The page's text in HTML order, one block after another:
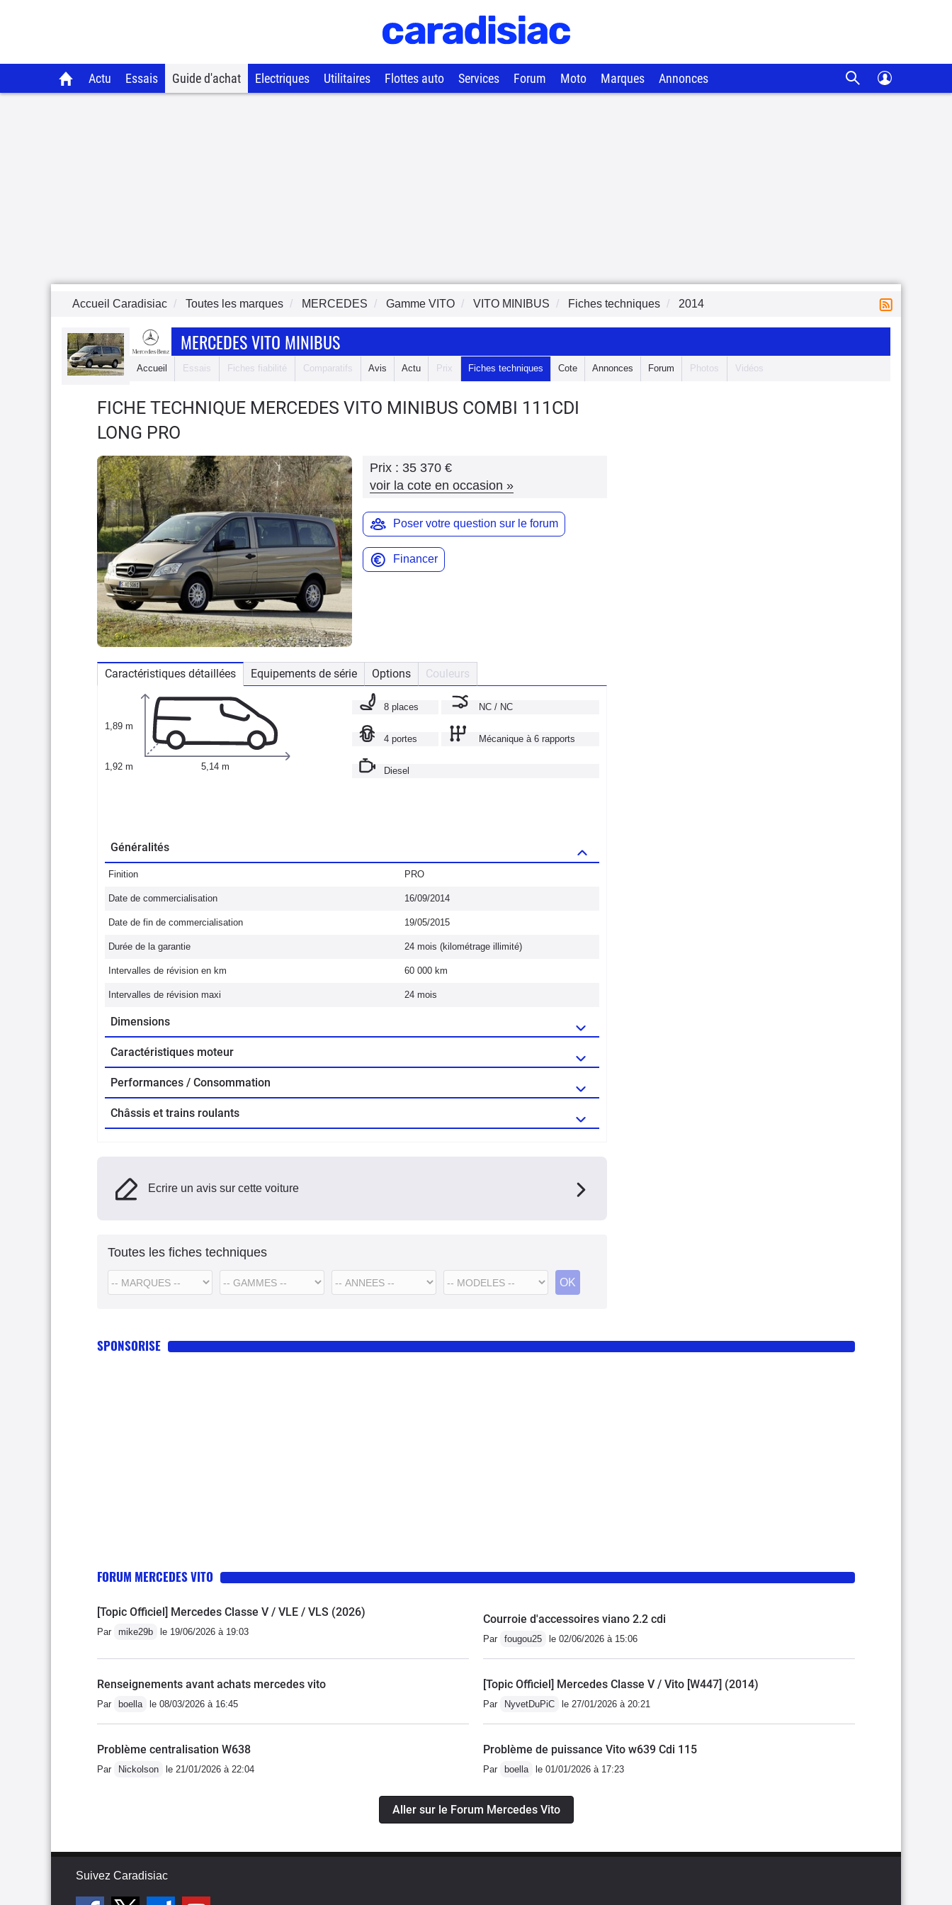
Actu Essais Guide d'achat Electriques Utilitaires Flottes auto Services Forum Moto Marques Annonces
Accueil Caradisiac Toutes les marques MERCEDES Gamme VITO VITO MINIBUS Fiches techniques 2014
MERCEDES VITO MINIBUS
Accueil Essais Fiches fiabilité Comparatifs Avis Actu Prix Fiches techniques Cote Annonces Forum Photos Vidéos
FICHE TECHNIQUE MERCEDES VITO MINIBUS COMBI 111CDI
LONG PRO
Prix : 35 370 €
voir la cote en occasion »
Poser votre question sur le forum
Financer
Caractéristiques détaillées Equipements de série Options Couleurs
1,89 m
1,92 m 5,14 m
8 places NC / NC
4 portes Mécanique à 6 rapports
Diesel
Généralités
Finition PRO
Date de commercialisation 16/09/2014
Date de fin de commercialisation 19/05/2015
Durée de la garantie 24 mois (kilométrage illimité)
Intervalles de révision en km 60 000 km
Intervalles de révision maxi 24 mois
Dimensions
Caractéristiques moteur
Performances / Consommation
Châssis et trains roulants
Ecrire un avis sur cette voiture
Toutes les fiches techniques
SPONSORISE
FORUM MERCEDES VITO
[Topic Officiel] Mercedes Classe V / VLE / VLS (2026)
Par mike29b le 19/06/2026 à 19:03
Courroie d'accessoires viano 2.2 cdi
Par fougou25 le 02/06/2026 à 15:06
Renseignements avant achats mercedes vito
Par boella le 08/03/2026 à 16:45
[Topic Officiel] Mercedes Classe V / Vito [W447] (2014)
Par NyvetDuPiC le 27/01/2026 à 20:21
Problème centralisation W638
Par Nickolson le 21/01/2026 à 22:04
Problème de puissance Vito w639 Cdi 115
Par boella le 01/01/2026 à 17:23
Aller sur le Forum Mercedes Vito
Suivez Caradisiac